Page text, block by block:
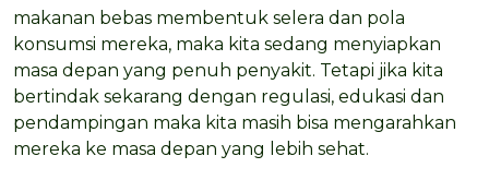
makanan bebas membentuk selera dan pola
konsumsi mereka, maka kita sedang menyiapkan
masa depan yang penuh penyakit. Tetapi jika kita
bertindak sekarang dengan regulasi, edukasi dan
pendampingan maka kita masih bisa mengarahkan
mereka ke masa depan yang lebih sehat.